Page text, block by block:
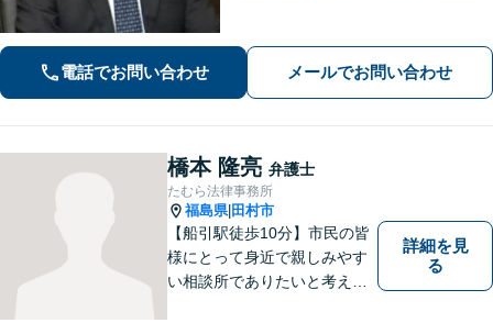
え込まずお気軽にご相談ください。
【分割払い可能】
電話でお問い合わせ メールでお問い合わせ
橋本 隆亮 弁護士
たむら法律事務所
福島県| 田村市
【船引駅徒歩10分】市民の皆
様にとって身近で親しみやす
い相談所でありたいと考えて
詳細を見
る